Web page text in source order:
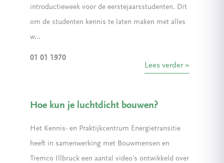
introductieweek voor de eerstejaarsstudenten. Dit
om de studenten kennis te laten maken met alles
w...
01 01 1970
Lees verder
Hoe kun je luchtdicht bouwen?
Het Kennis- en Praktijkcentrum Energietransitie
heeft in samenwerking met Bouwmensen en
Tremco Illbruck een aantal video's ontwikkeld over